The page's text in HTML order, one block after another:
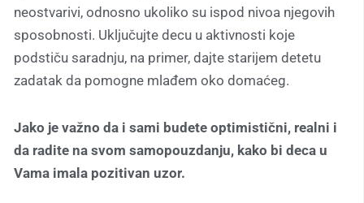
neostvarivi, odnosno ukoliko su ispod nivoa njegovih
sposobnosti. Uključujte decu u aktivnosti koje
podstiču saradnju, na primer, dajte starijem detetu
zadatak da pomogne mlađem oko domaćeg.
Jako je važno da i sami budete optimistični, realni i
da radite na svom samopouzdanju, kako bi deca u
Vama imala pozitivan uzor.